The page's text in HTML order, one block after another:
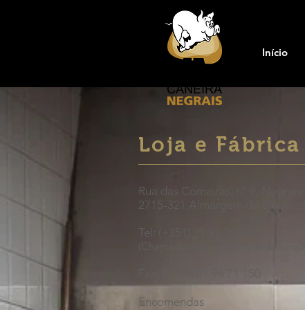
Início
Loja e
Rua das Comeiras, nº 9, Negrais
2715-321 Almargem do Bispo
Tel: (+351) 21 92 70 841
Encomendas